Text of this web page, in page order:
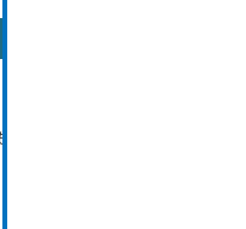
アクセス可能です